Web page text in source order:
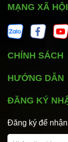
MẠNG XÃ HỘI
CHÍNH SÁCH
HƯỚNG DẪN
ĐĂNG KÝ
Đăng ký để